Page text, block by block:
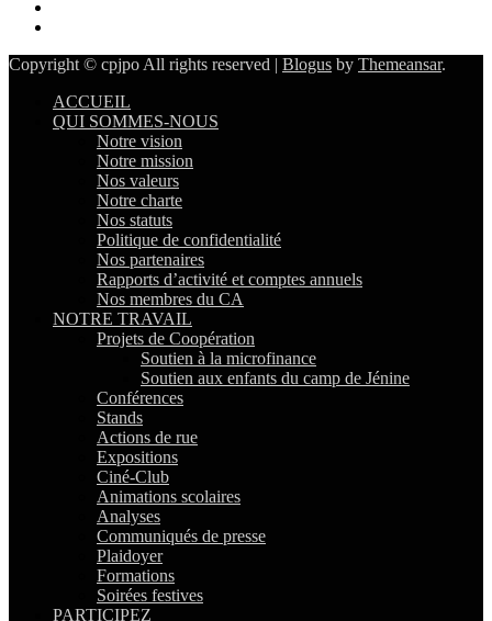
Copyright © cpjpo All rights reserved | Blogus by Themeansar.
ACCUEIL
QUI SOMMES-NOUS
Notre vision
Notre mission
Nos valeurs
Notre charte
Nos statuts
Politique de confidentialité
Nos partenaires
Rapports d’activité et comptes annuels
Nos membres du CA
NOTRE TRAVAIL
Projets de Coopération
Soutien à la microfinance
Soutien aux enfants du camp de Jénine
Conférences
Stands
Actions de rue
Expositions
Ciné-Club
Animations scolaires
Analyses
Communiqués de presse
Plaidoyer
Formations
Soirées festives
PARTICIPEZ